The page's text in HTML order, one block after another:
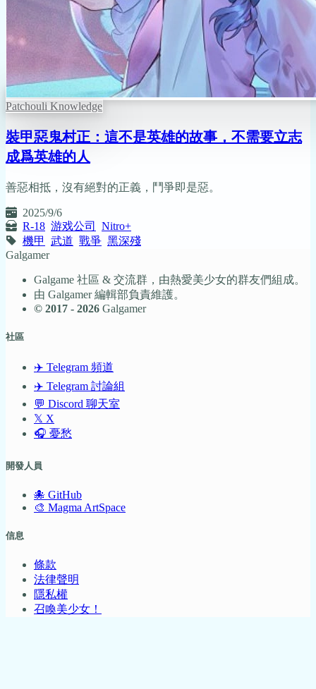
Patchouli Knowledge
裝甲惡鬼村正：這不是英雄的故事，不需要立志
成爲英雄的人
善惡相抵，沒有絕對的正義，鬥爭即是惡。
2025/9/6
R-18 游戏公司
Nitro+
機甲
武道 戰爭 黑深殘
Galgamer
Galgame 社區 & 交流群，由熱愛美少女的群友們組成。
由 Galgamer 編輯部負責維護。
© 2017 - 2026 Galgamer
社區
✈️ Telegram 頻道
✈️ Telegram 討論組
💬 Discord 聊天室
𝕏 X
🎧 憂愁
開發人員
🐙 GitHub
🎨 Magma ArtSpace
信息
條款
法律聲明
隱私權
召喚美少女！